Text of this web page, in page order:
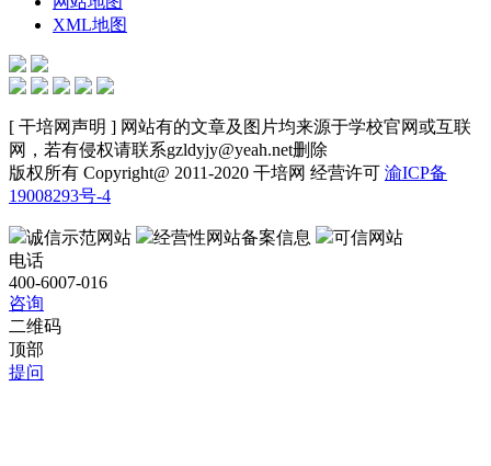
XML地图
[ 干培网声明 ] 网站有的文章及图片均来源于学校官网或互联
网，若有侵权请联系gzldyjy@yeah.net删除
版权所有 Copyright@ 2011-2020 干培网 经营许可 渝ICP备
19008293号-4
诚信示范网站 经营性网站备案信息
可信网站
电话
400-6007-016
咨询
二维码
顶部
提问